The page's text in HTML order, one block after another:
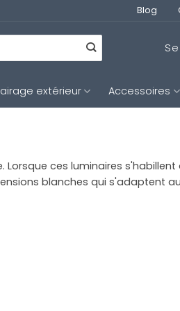
Blog
extérieur Accessoires
ces luminaires s'habillent
blanches qui s'adaptent